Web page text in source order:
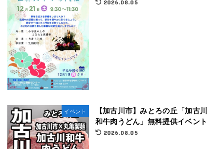
2026.08.05
イベント
【加古川市】みとろの丘「加古川
和牛肉うどん」無料提供イベント
2026.08.05